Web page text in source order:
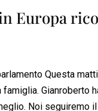
Europa
Questa
Gianroberto
Noi seguiremo